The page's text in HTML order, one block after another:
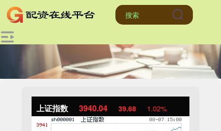
上证指数 3940.04 39.68 1.02%